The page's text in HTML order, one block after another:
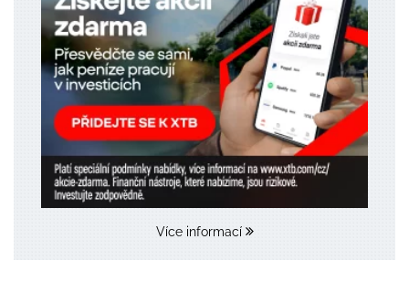
Více informací